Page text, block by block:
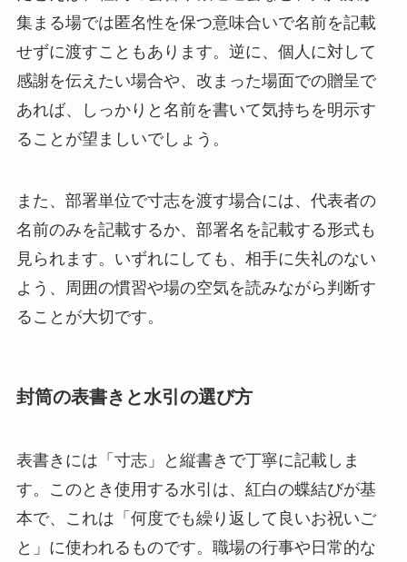
集まる場では匿名性を保つ意味合いで名前を記載
せずに渡すこともあります。逆に、個人に対して
感謝を伝えたい場合や、改まった場面での贈呈で
あれば、しっかりと名前を書いて気持ちを明示す
ることが望ましいでしょう。
また、部署単位で寸志を渡す場合には、代表者の
名前のみを記載するか、部署名を記載する形式も
見られます。いずれにしても、相手に失礼のない
よう、周囲の慣習や場の空気を読みながら判断す
ることが大切です。
封筒の表書きと水引の選び方
表書きには「寸志」と縦書きで丁寧に記載しま
す。このとき使用する水引は、紅白の蝶結びが基
本で、これは「何度でも繰り返して良いお祝いご
と」に使われるものです。職場の行事や日常的な